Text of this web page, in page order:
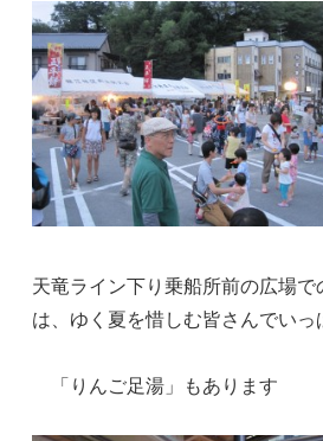
天竜ライン下り乗船所前の広場で
は、ゆく夏を惜しむ皆さんでいっ
「りんご足湯」もあります